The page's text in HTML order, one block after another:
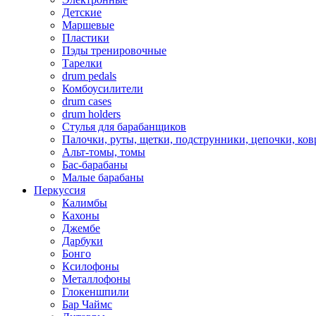
Детские
Маршевые
Пластики
Пэды тренировочные
Тарелки
drum pedals
Комбоусилители
drum cases
drum holders
Стулья для барабанщиков
Палочки, руты, щетки, подструнники, цепочки,
Альт-томы, томы
Бас-барабаны
Малые барабаны
Перкуссия
Калимбы
Кахоны
Джембе
Дарбуки
Бонго
Ксилофоны
Металлофоны
Глокеншпили
Бар Чаймс